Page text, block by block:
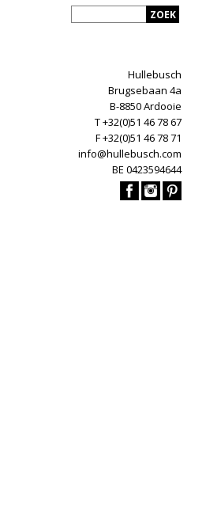
Hullebusch
Brugsebaan 4a
B-8850 Ardooie
T +32(0)51 46 78 67
F +32(0)51 46 78 71
info@hullebusch.com
BE 0423594644